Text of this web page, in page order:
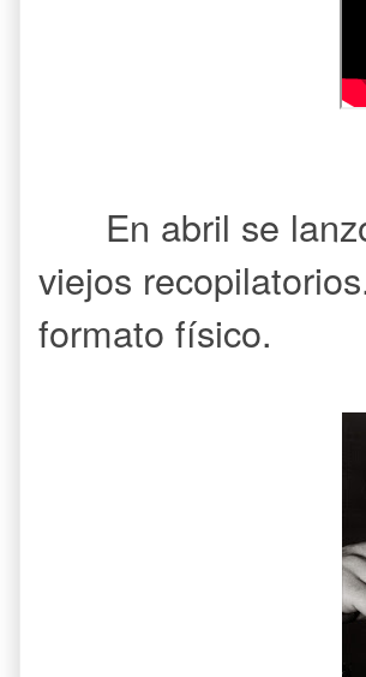
En abril se
viejos
formato físico.